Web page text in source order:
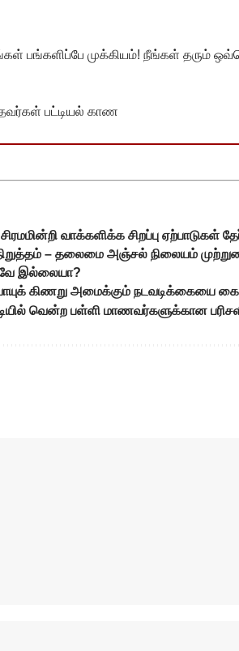
பங்களிப்பே முக்கியம்! நீங்கள் தரும்
பட்டியல் காண
வாக்களிக்க சிறப்பு ஏற்பாடுகள்
– தலைமை அஞ்சல் நிலையம்
இல்லையா?
கிணறு அமைக்கும் நடவடிக்கையை
வென்ற பள்ளி மாணவர்களுக்கான